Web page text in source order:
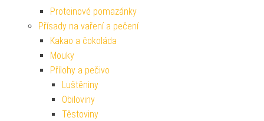
Proteinové pomazánky
Přísady na vaření a pečení
Kakao a čokoláda
Mouky
Přílohy a pečivo
Luštěniny
Obiloviny
Těstoviny